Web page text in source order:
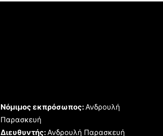
Νόμιμος εκπρόσωπος:Ανδρουλή
Παρασκευή
Διευθυντής:Ανδρουλή Παρασκευή